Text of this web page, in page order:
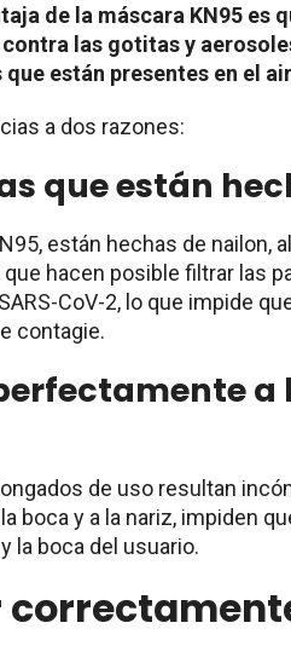
de la máscara KN95 es
las gotitas y
están presentes en el
a dos razones:
que están
están hechas de nailon,
hacen posible filtrar las
CoV-2, lo que impide
contagie.
a
de uso resultan
boca y a la nariz, impiden
la boca del usuario.